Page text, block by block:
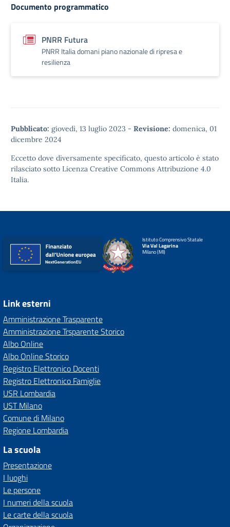
Documento programmatico
PNRR Futura
PNRR Italia domani piano nazionale di ripresa e
resilienza
Pubblicato: giovedì, 13 luglio 2023 - Revisione: domenica, 01
dicembre 2024
Eccetto dove diversamente specificato, questo articolo è stato
rilasciato sotto Licenza Creative Commons Attribuzione 4.0
Italia.
Istituto Comprensivo Statale
Via Val Lagarina
Milano (MI)
Link esterni
Amministrazione Trasparente
Amministrazione Trsparente Storico
Albo Online
Albo Online Storico
Registro Elettronico Docenti
Registro Elettronico Famiglie
USR Lombardia
UST Milano
Comune di Milano
Regione Lombardia
La scuola
Presentazione
I luoghi
Le persone
I numeri della scuola
Le carte della scuola